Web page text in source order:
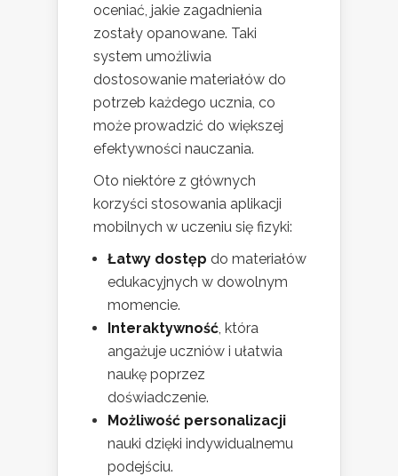
oceniać, jakie zagadnienia
zostały opanowane. Taki
system umożliwia
dostosowanie materiałów do
potrzeb każdego ucznia, co
może prowadzić do większej
efektywności nauczania.
Oto niektóre z głównych
korzyści stosowania aplikacji
mobilnych w uczeniu się fizyki:
Łatwy dostęp do materiałów
edukacyjnych w dowolnym
momencie.
Interaktywność, która
angażuje uczniów i ułatwia
naukę poprzez
doświadczenie.
Możliwość personalizacji
nauki dzięki indywidualnemu
podejściu.